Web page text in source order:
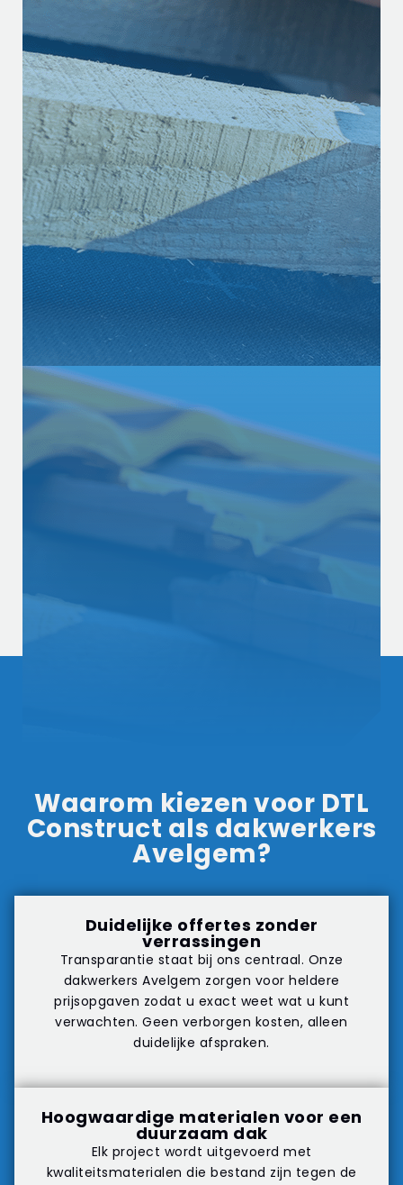
Waarom kiezen voor DTL
Construct als dakwerkers
Avelgem?
Duidelijke offertes zonder
verrassingen
Transparantie staat bij ons centraal. Onze
dakwerkers Avelgem zorgen voor heldere
prijsopgaven zodat u exact weet wat u kunt
verwachten. Geen verborgen kosten, alleen
duidelijke afspraken.
Hoogwaardige materialen voor een
duurzaam dak
Elk project wordt uitgevoerd met
kwaliteitsmaterialen die bestand zijn tegen de